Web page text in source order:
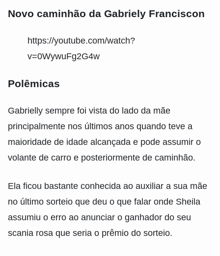
Novo caminhão da Gabriely Franciscon
https://youtube.com/watch?
v=0WywuFg2G4w
Polêmicas
Gabrielly sempre foi vista do lado da mãe
principalmente nos últimos anos quando teve a
maioridade de idade alcançada e pode assumir o
volante de carro e posteriormente de caminhão.
Ela ficou bastante conhecida ao auxiliar a sua mãe
no último sorteio que deu o que falar onde Sheila
assumiu o erro ao anunciar o ganhador do seu
scania rosa que seria o prêmio do sorteio.